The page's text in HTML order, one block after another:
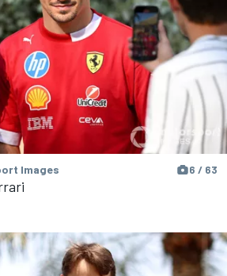
Images 6 / 63